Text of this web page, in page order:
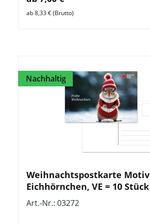
ab 8,33 € (Brutto)
Nachhaltig
Weihnachtspostkarte Motiv
Eichhörnchen, VE = 10 Stück
Art.-Nr.: 03272